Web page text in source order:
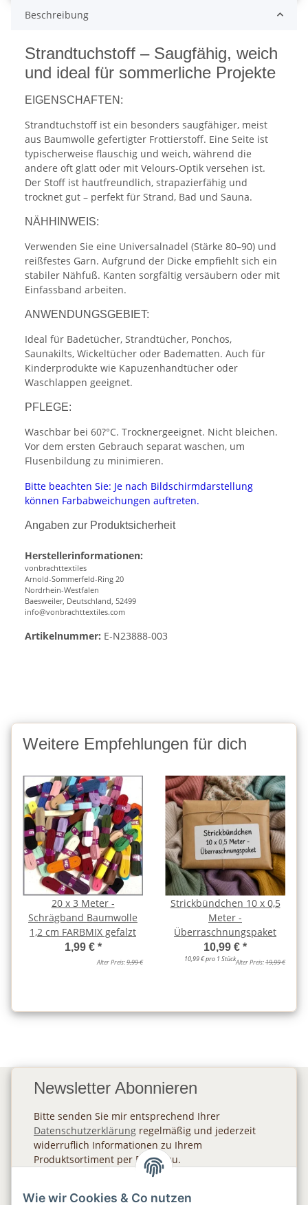
Beschreibung
Strandtuchstoff – Saugfähig, weich
und ideal für sommerliche Projekte
EIGENSCHAFTEN:
Strandtuchstoff ist ein besonders saugfähiger, meist
aus Baumwolle gefertigter Frottierstoff. Eine Seite ist
typischerweise flauschig und weich, während die
andere oft glatt oder mit Velours-Optik versehen ist.
Der Stoff ist hautfreundlich, strapazierfähig und
trocknet gut – perfekt für Strand, Bad und Sauna.
NÄHHINWEIS:
Verwenden Sie eine Universalnadel (Stärke 80–90) und
reißfestes Garn. Aufgrund der Dicke empfiehlt sich ein
stabiler Nähfuß. Kanten sorgfältig versäubern oder mit
Einfassband arbeiten.
ANWENDUNGSGEBIET:
Ideal für Badetücher, Strandtücher, Ponchos,
Saunakilts, Wickeltücher oder Badematten. Auch für
Kinderprodukte wie Kapuzenhandtücher oder
Waschlappen geeignet.
PFLEGE:
Waschbar bei 60?°C. Trocknergeeignet. Nicht bleichen.
Vor dem ersten Gebrauch separat waschen, um
Flusenbildung zu minimieren.
Bitte beachten Sie: Je nach Bildschirmdarstellung
können Farbabweichungen auftreten.
Angaben zur Produktsicherheit
Herstellerinformationen:
vonbrachttextiles
Arnold-Sommerfeld-Ring 20
Nordrhein-Westfalen
Baesweiler, Deutschland, 52499
info@vonbrachttextiles.com
Artikelnummer: E-N23888-003
Weitere Empfehlungen für dich
20 x 3 Meter -
Schrägband Baumwolle
1,2 cm FARBMIX gefalzt
1,99 € *
Alter Preis:9,99 €
Strickbündchen 10 x 0,5
Meter -
Überraschnungspaket
10,99 € *
10,99 € pro 1 StückAlter Preis:19,99 €
Newsletter Abonnieren
Bitte senden Sie mir entsprechend Ihrer
Datenschutzerklärung regelmäßig und jederzeit
widerruflich Informationen zu Ihrem
Produktsortiment per E-Mail zu.
Wie wir Cookies & Co nutzen